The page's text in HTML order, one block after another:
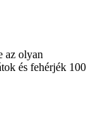
az olyan
és fehérjék 100